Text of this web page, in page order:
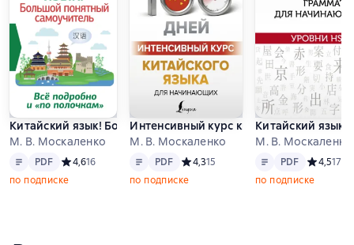
Китайский язык! Большой понятный самоучитель
М. В. Москаленко
Текст PDF
PDF Средний рейтинг 4,6 на основе 16 оценок
4,616
по подписке
Интенсивный курс китайского языка
М. В. Москаленко
Текст PDF
PDF Средний рейтинг 4,3 на основе 15
4,315
по подписке
Китайский язык:
М. В. Москаленко
Текст PDF
PDF Средний
4,517
по подписке